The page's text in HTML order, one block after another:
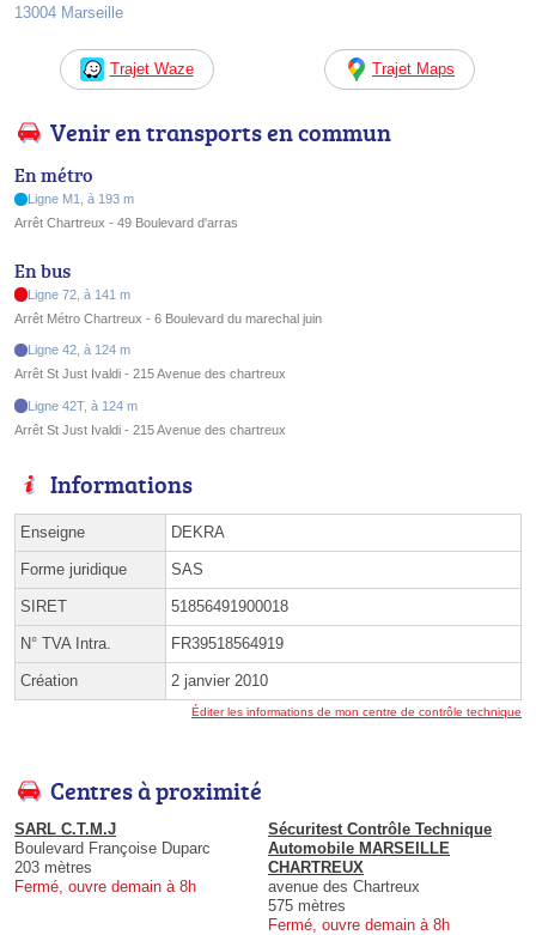
13004 Marseille
Trajet Waze Trajet Maps
Venir en transports en commun
En métro
Ligne M1, à 193 m
Arrêt Chartreux - 49 Boulevard d'arras
En bus
Ligne 72, à 141 m
Arrêt Métro Chartreux - 6 Boulevard du marechal juin
Ligne 42, à 124 m
Arrêt St Just Ivaldi - 215 Avenue des chartreux
Ligne 42T, à 124 m
Arrêt St Just Ivaldi - 215 Avenue des chartreux
Informations
Enseigne DEKRA
Forme juridique SAS
SIRET 51856491900018
N° TVA Intra. FR39518564919
Création 2 janvier 2010
Éditer les informations de mon centre de contrôle technique
Centres à proximité
SARL C.T.M.J
Boulevard Françoise Duparc
203 mètres
Fermé, ouvre demain à 8h
Sécuritest Contrôle Technique
Automobile MARSEILLE
CHARTREUX
avenue des Chartreux
575 mètres
Fermé, ouvre demain à 8h